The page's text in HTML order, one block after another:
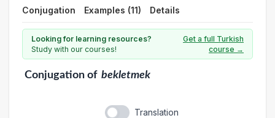
Conjugation Examples (11) Details
Looking for learning resources?
Study with our courses!
Get a full Turkish
course →
Conjugationof bekletmek
Translation